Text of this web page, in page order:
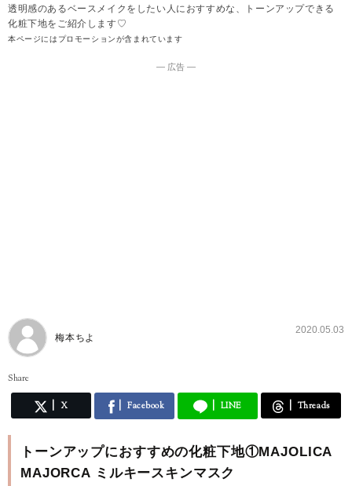
透明感のあるベースメイクをしたい人におすすめな、トーンアップできる
化粧下地をご紹介します♡
本ページにはプロモーションが含まれています
― 広告 ―
梅本ちよ
2020.05.03
Share
X Facebook LINE Threads
トーンアップにおすすめの化粧下地①MAJOLICA
MAJORCA ミルキースキンマスク